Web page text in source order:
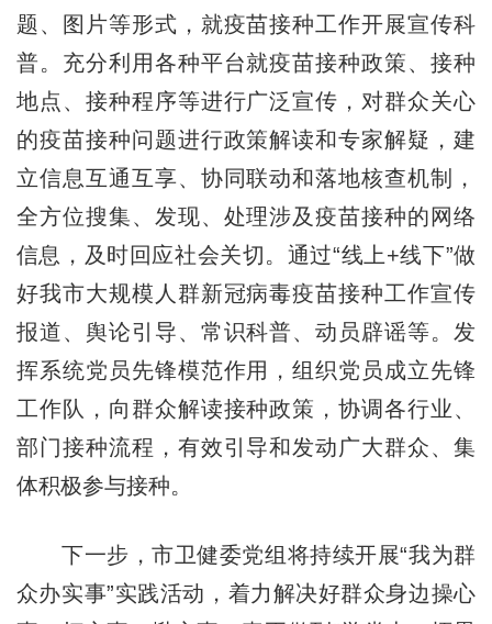
题、图片等形式，就疫苗接种工作开展宣传科
普。充分利用各种平台就疫苗接种政策、接种
地点、接种程序等进行广泛宣传，对群众关心
的疫苗接种问题进行政策解读和专家解疑，建
立信息互通互享、协同联动和落地核查机制，
全方位搜集、发现、处理涉及疫苗接种的网络
信息，及时回应社会关切。通过“线上+线下”做
好我市大规模人群新冠病毒疫苗接种工作宣传
报道、舆论引导、常识科普、动员辟谣等。发
挥系统党员先锋模范作用，组织党员成立先锋
工作队，向群众解读接种政策，协调各行业、
部门接种流程，有效引导和发动广大群众、集
体积极参与接种。
下一步，市卫健委党组将持续开展“我为群
众办实事”实践活动，着力解决好群众身边操心